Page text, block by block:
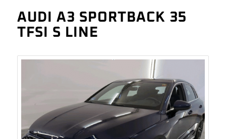
AUDI A3 SPORTBACK 35
TFSI S LINE